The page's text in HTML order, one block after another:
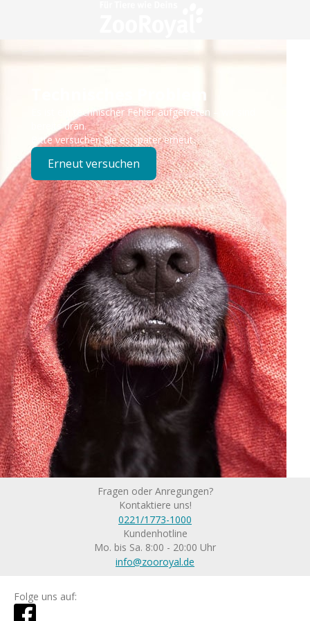
Technisches Problem
Es ist ein technischer Fehler aufgetreten – wir sind
bereits dran.
Bitte versuchen Sie es später erneut.
Erneut versuchen
Fragen oder Anregungen?
Kontaktiere uns!
0221/1773-1000
Kundenhotline
Mo. bis Sa. 8:00 - 20:00 Uhr
info@zooroyal.de
Folge uns auf: